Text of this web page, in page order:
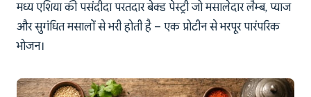
मध्य एशिया की पसंदीदा परतदार बेक्ड पेस्ट्री जो मसालेदार लैम्ब, प्याज
और सुगंधित मसालों से भरी होती है – एक प्रोटीन से भरपूर पारंपरिक
भोजन।